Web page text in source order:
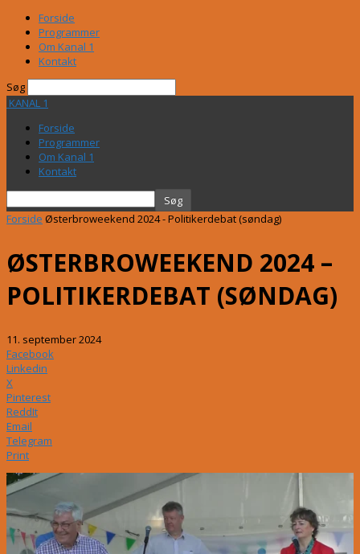
Forside
Programmer
Om Kanal 1
Kontakt
Søg
KANAL 1
Forside
Programmer
Om Kanal 1
Kontakt
Forside Østerbroweekend 2024 - Politikerdebat (søndag)
ØSTERBROWEEKEND 2024 –
POLITIKERDEBAT (SØNDAG)
11. september 2024
Facebook
Linkedin
X
Pinterest
ReddIt
Email
Telegram
Print